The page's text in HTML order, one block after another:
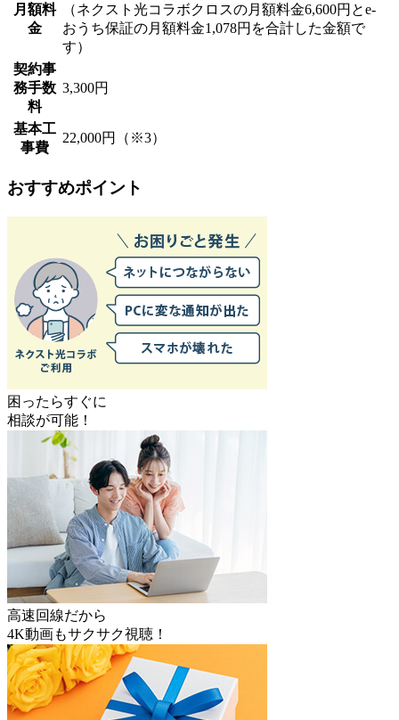
月額料
金
（ネクスト光コラボクロスの月額料金6,600円とe-
おうち保証の月額料金1,078円を合計した金額で
す）
契約事
務手数
料
3,300円
基本工
事費
22,000円 （※3）
おすすめポイント
困ったらすぐに
相談が可能！
高速回線だから
4K動画もサクサク視聴！